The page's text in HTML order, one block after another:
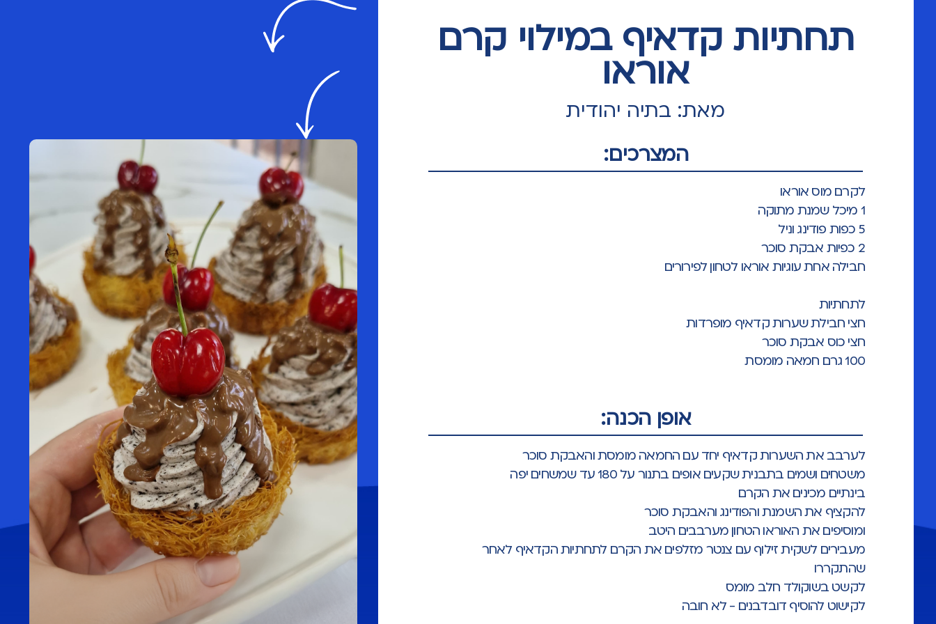
תחתיות קדאיף במילוי קרם
אוראו
מאת: בתיה יהודית
המצרכים:
לקרם מוס אוראו
1 מיכל שמנת מתוקה
5 כפות פודינג וניל
2 כפיות אבקת סוכר
חבילה אחת עוגיות אוראו לטחון לפירורים
לתחתיות
חצי חבילת שערות קדאיף מופרדות
חצי כוס אבקת סוכר
100 גרם חמאה מומסת
אופן הכנה:
לערבב את השערות קדאיף יחד עם החמאה מומסת והאבקת סוכר
משטחים ושמים בתבנית שקעים אופים בתנור על 180 עד שמשחים יפה
בינתיים מכינים את הקרם
להקציף את השמנת והפודינג והאבקת סוכר
ומוסיפים את האוראו הטחון מערבבים היטב
מעבירים לשקית זילוף עם צנטר מזלפים את הקרם לתחתיות הקדאיף לאחר
שהתקררו
לקשט בשוקולד חלב מומס
לקישוט להוסיף דובדבנים - לא חובה